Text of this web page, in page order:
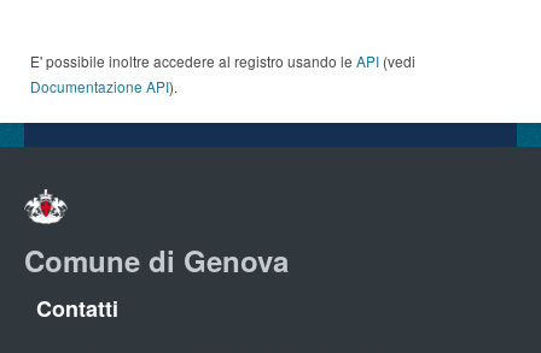
E' possibile inoltre accedere al registro usando le API (vedi
Documentazione API).
Comune di Genova
Contatti